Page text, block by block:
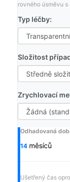
rovného úsměvu
Typ léčby:
Složitost
Zrychlovací
Odhadovaná
14 měsíců
Ušetřený čas